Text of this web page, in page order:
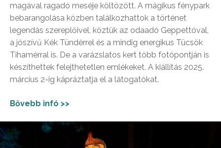
magával ragadó meséje költözött. A mágikus fénypark
bebarangolása közben találkozhattok a történet
legendás szereplőivel, köztük az odaadó Geppettóval,
a jószívű Kék Tündérrel és a mindig energikus Tücsök
Tihamérral is. De a varázslatos kert több fotópontján is
készíthettek felejthetetlen emlékeket. A kiállítás 2025.
március 2-ig kápráztatja el a látogatókat.
Bővebb infó >>